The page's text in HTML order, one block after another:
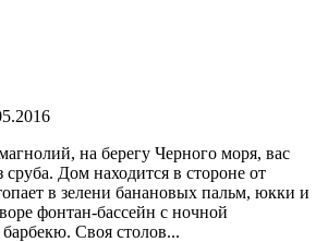
на берегу Черного моря, вас
Дом находится в стороне от
в зелени банановых пальм, юкки и
фонтан-бассейн с ночной
Своя столов...